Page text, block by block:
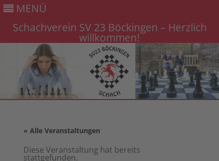
MENÜ
Schachverein SV 23 Böckingen – Herzlich
willkommen!
Gehe
« Alle Veranstaltungen
Diese Veranstaltung hat bereits
stattgefunden.